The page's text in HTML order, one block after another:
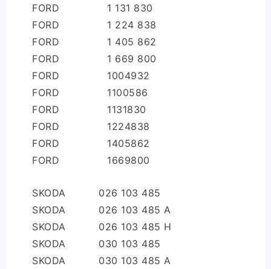
FORD
1 131 830
FORD
1 224 838
FORD
1 405 862
FORD
1 669 800
FORD
1004932
FORD
1100586
FORD
1131830
FORD
1224838
FORD
1405862
FORD
1669800
SKODA
026 103 485
SKODA
026 103 485 A
SKODA
026 103 485 H
SKODA
030 103 485
SKODA
030 103 485 A